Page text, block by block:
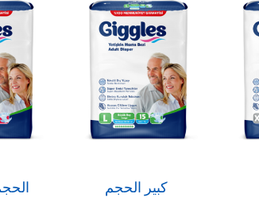
كبير الحجم